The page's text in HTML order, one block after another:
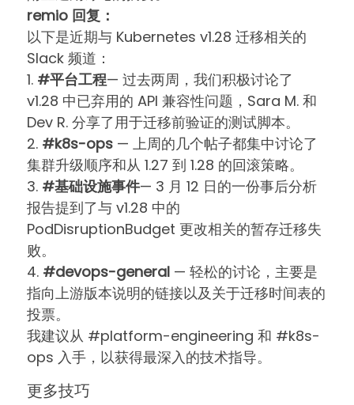
remio 回复：
以下是近期与 Kubernetes v1.28 迁移相关的
Slack 频道：
1. #平台工程— 过去两周，我们积极讨论了
v1.28 中已弃用的 API 兼容性问题，Sara M. 和
Dev R. 分享了用于迁移前验证的测试脚本。
2. #k8s-ops — 上周的几个帖子都集中讨论了
集群升级顺序和从 1.27 到 1.28 的回滚策略。
3. #基础设施事件— 3 月 12 日的一份事后分析
报告提到了与 v1.28 中的
PodDisruptionBudget 更改相关的暂存迁移失
败。
4. #devops-general — 轻松的讨论，主要是
指向上游版本说明的链接以及关于迁移时间表的
投票。
我建议从 #platform-engineering 和 #k8s-
ops 入手，以获得最深入的技术指导。
更多技巧